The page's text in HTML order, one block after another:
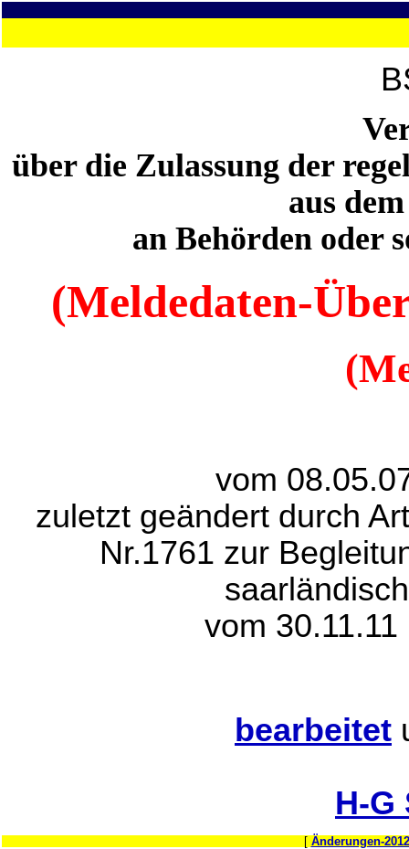
über die Zulassung der
aus
an Behörden oder
(Meldedaten-
vom
zuletzt geändert durch
Nr.1761 zur
vom
bearbeitet
H-G
[ Änderungen-2012